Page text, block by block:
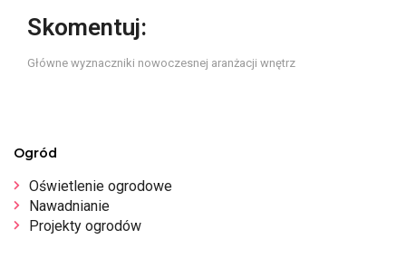
Skomentuj:
Główne wyznaczniki nowoczesnej aranżacji wnętrz
Ogród
Oświetlenie ogrodowe
Nawadnianie
Projekty ogrodów